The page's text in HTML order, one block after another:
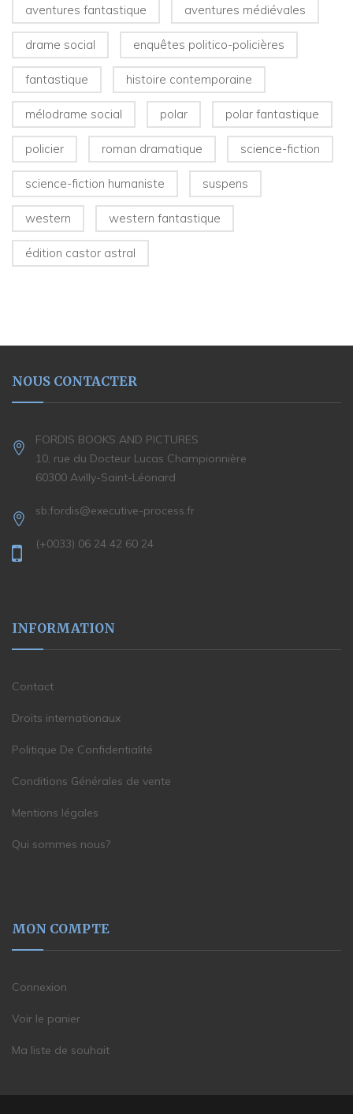
aventures fantastique aventures médiévales
drame social enquêtes politico-policières
fantastique histoire contemporaine
mélodrame social polar polar fantastique
policier roman dramatique science-fiction
science-fiction humaniste suspens
western western fantastique
édition castor astral
NOUS CONTACTER
FORDIS BOOKS AND PICTURES
10, rue du Docteur Lucas Championnière
60300 Avilly-Saint-Léonard
sb.fordis@executive-process.fr
(+0033) 06 24 42 60 24
INFORMATION
Contact
Droits internationaux
Politique De Confidentialité
Conditions Générales de vente
Mentions légales
Qui sommes nous?
MON COMPTE
Connexion
Voir le panier
Ma liste de souhait